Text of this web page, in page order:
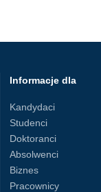
Informacje dla
Kandydaci
Studenci
Doktoranci
Absolwenci
Biznes
Pracownicy